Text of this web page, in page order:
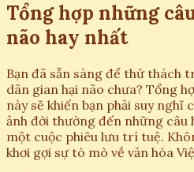
Tổng hợp những
não hay nhất
Bạn đã sẵn sàng để thử thách
dân gian hại não chưa? Tổng
này sẽ khiến bạn phải suy nghĩ
ảnh đời thường đến những câu
một cuộc phiêu lưu trí tuệ.
khơi gợi sự tò mò về văn hóa